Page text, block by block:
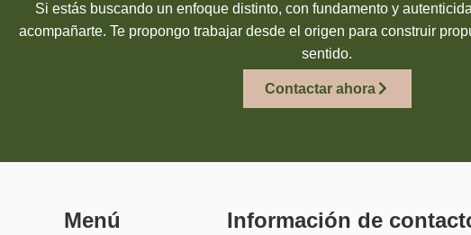
Si estás buscando un enfoque distinto, con fundamento y
acompañarte. Te propongo trabajar desde el origen para construir
sentido.
Contactar ahora
Menú Información de